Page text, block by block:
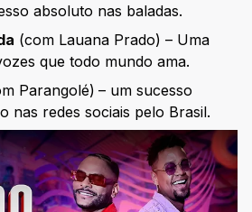
absoluto nas baladas.
(com Lauana Prado) – Uma
que todo mundo ama.
Parangolé) – um sucesso
nas redes sociais pelo Brasil.